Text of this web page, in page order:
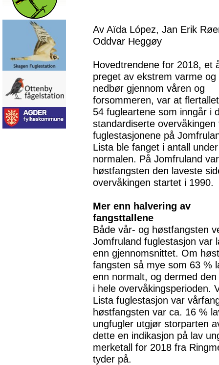
Av Aïda López, Jan Erik
Oddvar Heggøy
Hovedtrendene for 2018, et
preget av ekstrem varme og
nedbør gjennom våren og
forsommeren, var at
54 fugleartene som inngår i
standardiserte overvåkingen
fuglestasjonene på
Lista ble fanget i antall under
normalen. På Jomfruland var
høstfangsten den laveste
overvåkingen startet i 1990.
Mer enn halvering av
fangsttallene
Både vår- og høstfangsten
Jomfruland fuglestasjon var
enn gjennomsnittet. Om
fangsten så mye som 63 %
enn normalt, og dermed
i hele overvåkingsperioden.
Lista fuglestasjon var
høstfangsten var ca. 16 %
ungfugler utgjør storparten
dette en indikasjon på lav
merketall for 2018 fra
tyder på.